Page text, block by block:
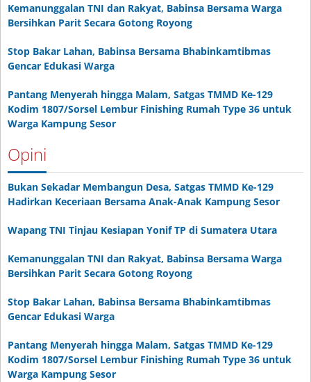
Kemanunggalan TNI dan Rakyat, Babinsa Bersama Warga
Bersihkan Parit Secara Gotong Royong
Stop Bakar Lahan, Babinsa Bersama Bhabinkamtibmas
Gencar Edukasi Warga
Pantang Menyerah hingga Malam, Satgas TMMD Ke-129
Kodim 1807/Sorsel Lembur Finishing Rumah Type 36 untuk
Warga Kampung Sesor
Opini
Bukan Sekadar Membangun Desa, Satgas TMMD Ke-129
Hadirkan Keceriaan Bersama Anak-Anak Kampung Sesor
Wapang TNI Tinjau Kesiapan Yonif TP di Sumatera Utara
Kemanunggalan TNI dan Rakyat, Babinsa Bersama Warga
Bersihkan Parit Secara Gotong Royong
Stop Bakar Lahan, Babinsa Bersama Bhabinkamtibmas
Gencar Edukasi Warga
Pantang Menyerah hingga Malam, Satgas TMMD Ke-129
Kodim 1807/Sorsel Lembur Finishing Rumah Type 36 untuk
Warga Kampung Sesor